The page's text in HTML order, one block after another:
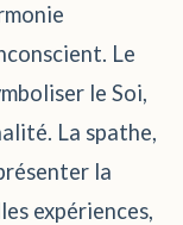
Le
le Soi,
La spathe,
la
expériences,